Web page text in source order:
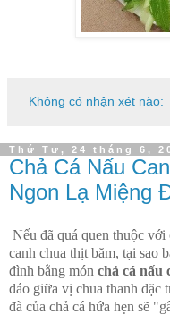
Không có nhận xét nào:
Thứ Tư, 24 tháng 6,
Chả Cá Nấu
Ngon Lạ Miệng
Nếu đã quá quen thuộc với
canh chua thịt băm, tại sao
đình bằng món chả cá nấu
đáo giữa vị chua thanh đặc
đà của chả cá hứa hẹn sẽ